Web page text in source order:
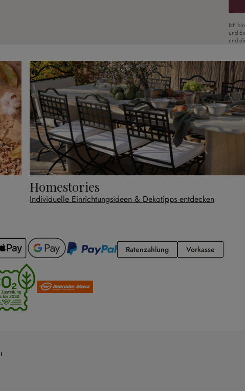
Ich
und
und
Homestories
Individuelle Einrichtungsideen & Dekotipps entdecken
RatenzahlungRatenzahlung
VorkasseVorkasse